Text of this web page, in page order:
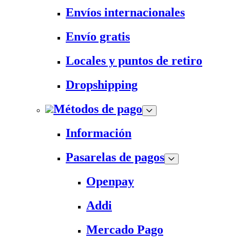
Envíos internacionales
Envío gratis
Locales y puntos de retiro
Dropshipping
Métodos de pago
Información
Pasarelas de pagos
Openpay
Addi
Mercado Pago